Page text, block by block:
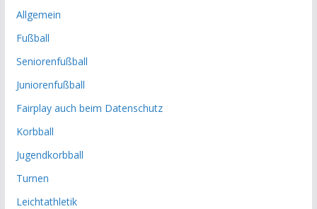
Allgemein
Fußball
Seniorenfußball
Juniorenfußball
Fairplay auch beim Datenschutz
Korbball
Jugendkorbball
Turnen
Leichtathletik